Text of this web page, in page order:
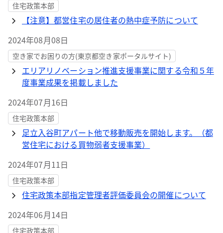
住宅政策本部
【注意】都営住宅の居住者の熱中症予防について
2024年08月08日
空き家でお困りの方(東京都空き家ポータルサイト)
エリアリノベーション推進支援事業に関する令和５年
度事業成果を掲載しました
2024年07月16日
住宅政策本部
足立入谷町アパート他で移動販売を開始します。（都
営住宅における買物弱者支援事業）
2024年07月11日
住宅政策本部
住宅政策本部指定管理者評価委員会の開催について
2024年06月14日
住宅政策本部